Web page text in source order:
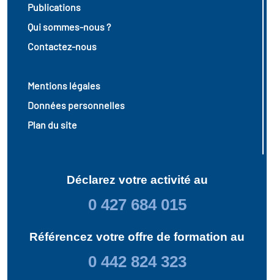
Publications
Qui sommes-nous ?
Contactez-nous
Mentions légales
Données personnelles
Plan du site
Déclarez votre activité au
0 427 684 015
Référencez votre offre de formation au
0 442 824 323